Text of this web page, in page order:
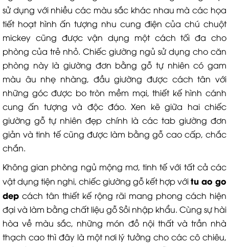
sử dụng với nhiều các màu sắc khác nhau mà các họa
tiết hoạt hình ấn tượng nhu cung điện của chú chuột
mickey cũng được vận dụng một cách tối đa cho
phòng của trẻ nhỏ. Chiếc giường ngủ sử dụng cho căn
phòng này là giường đơn bằng gỗ tự nhiên có gam
màu âu nhẹ nhàng, đầu giường được cách tân với
những góc được bo tròn mềm mại, thiết kế hình cánh
cung ấn tượng và độc đáo. Xen kẽ giữa hai chiếc
giường gỗ tự nhiên đẹp chính là các tab giường đơn
giản và tinh tế cũng được làm bằng gỗ cao cấp, chắc
chắn.
Không gian phòng ngủ mộng mơ, tinh tế với tất cả các
vật dụng tiện nghi, chiếc giường gỗ kết hợp vớitu ao go
dep cách tân thiết kế rộng rãi mang phong cách hiện
đại và làm bằng chất liệu gỗ Sồi nhập khẩu. Cùng sự hài
hòa về màu sắc, những món đồ nội thất và trần nhà
thạch cao thì đây là một nơi lý tưởng cho các cô chiêu,